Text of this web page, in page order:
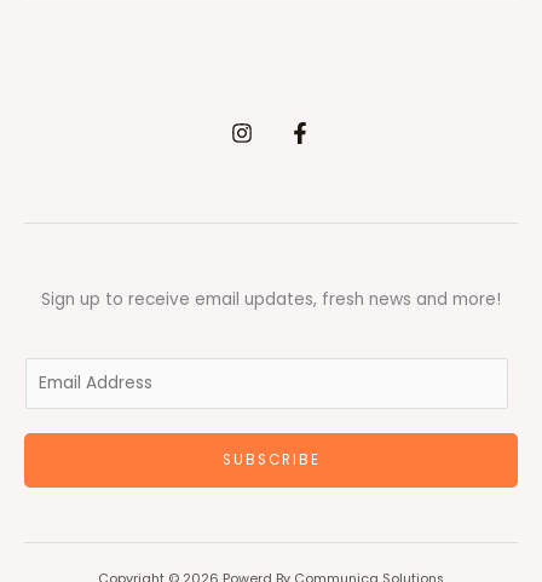
Sign up to receive email updates, fresh news and more!
a
l
SUBSCRIBE